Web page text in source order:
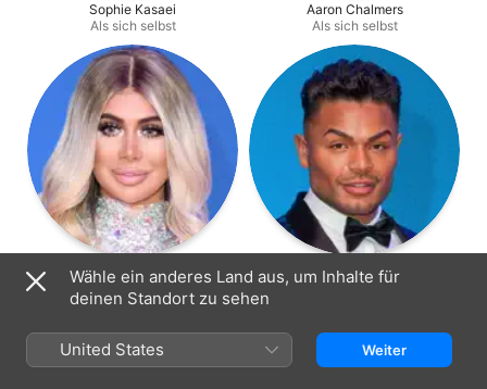
Sophie Kasaei
Als sich selbst
Aaron Chalmers
Als sich selbst
Chloe Ferry
Als sich selbst
Nathan Henry
Als sich selbst
Wähle ein anderes Land aus, um Inhalte für
deinen Standort zu sehen
United States Weiter